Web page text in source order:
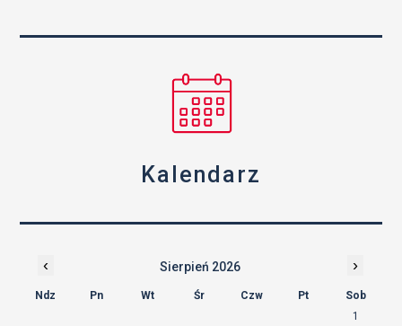
Kalendarz
‹ Sierpień 2026 ›
Ndz Pn Wt Śr Czw Pt
Sob
1